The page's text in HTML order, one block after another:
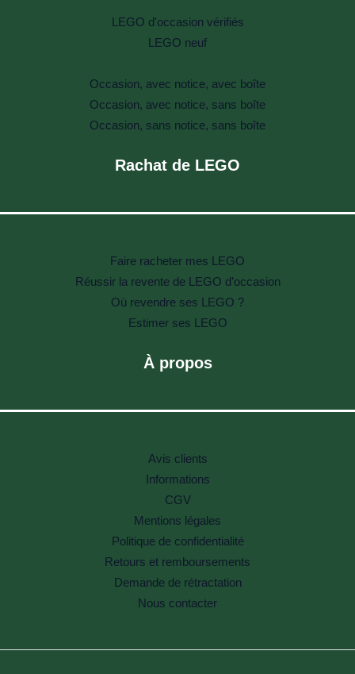
LEGO d'occasion vérifiés
LEGO neuf
Occasion, avec notice, avec boîte
Occasion, avec notice, sans boîte
Occasion, sans notice, sans boîte
Rachat de LEGO
Faire racheter mes LEGO
Réussir la revente de LEGO d’occasion
Où revendre ses LEGO ?
Estimer ses LEGO
À propos
Avis clients
Informations
CGV
Mentions légales
Politique de confidentialité
Retours et remboursements
Demande de rétractation
Nous contacter